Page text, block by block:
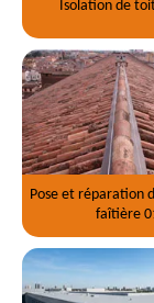
Isolation de
Pose et réparation
faîtière